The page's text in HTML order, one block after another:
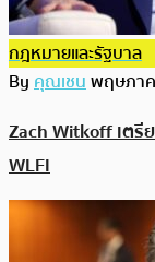
กฎหมายและรัฐบาล
Byคุณเชนพฤษภา
Zach Witkoff เต
WLFI